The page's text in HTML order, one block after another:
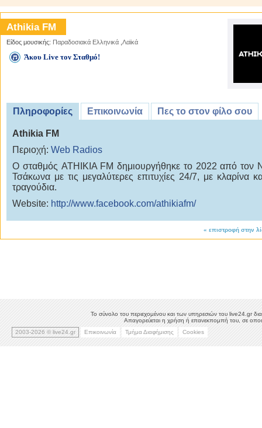
Athikia FM
Είδος μουσικής: Παραδοσιακά Ελληνικά Λαϊκά
Άκου Live τον Σταθμό!
Πληροφορίες Επικοινωνία Πες το στον φίλο σου
Athikia FM
Περιοχή: Web Radios
Ο σταθμός ATHIKIA FM δημιουργήθηκε το 2022 από τον
Τσάκωνα με τις μεγαλύτερες επιτυχίες 24/7, με κλαρίνα
τραγούδια.
Website: http://www.facebook.com/athikiafm/
« επιστροφή στην
Το σύνολο του περιεχομένου και των υπηρεσιών του live24.gr
Απαγορεύεται η χρήση ή επανεκπομπή του, σε
2003-2026 © live24.gr
Επικοινωνία Τμήμα Διαφήμισης Cookies